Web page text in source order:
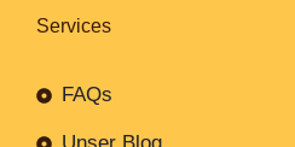
Services
FAQs